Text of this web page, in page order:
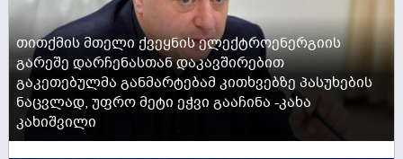
თითქმის მთელი ქვეყნის ელექტროენერგიის
გარეშე დარჩენასთან დაკავშირებით
გაკეთებულმა განმარტებამ კითხვებზე პასუხების
ნაცვლად, უფრო მეტი ეჭვი გააჩინა -კახა
კახიშვილი